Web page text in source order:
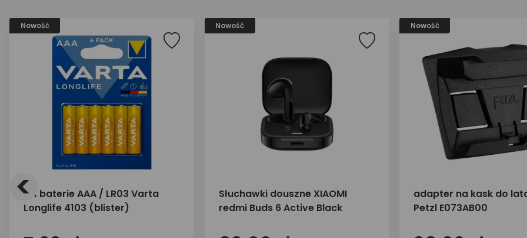
Nowość
6 x baterie AAA / LR03 Varta
Longlife 4103 (blister)
Nowość
Słuchawki douszne XIAOMI
redmi Buds 6 Active Black
Nowość
adapter na kask do
Petzl E073AB00
<